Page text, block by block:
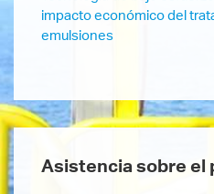
impacto económico del
emulsiones
Asistencia sobre el